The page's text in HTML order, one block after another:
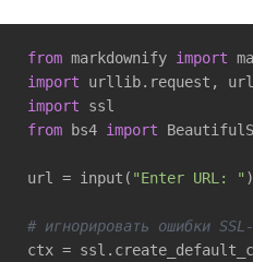
from markdownify import
import
import
from bs4 import
url = input( "Enter URL: " )
# игнорировать ошибки
ctx =